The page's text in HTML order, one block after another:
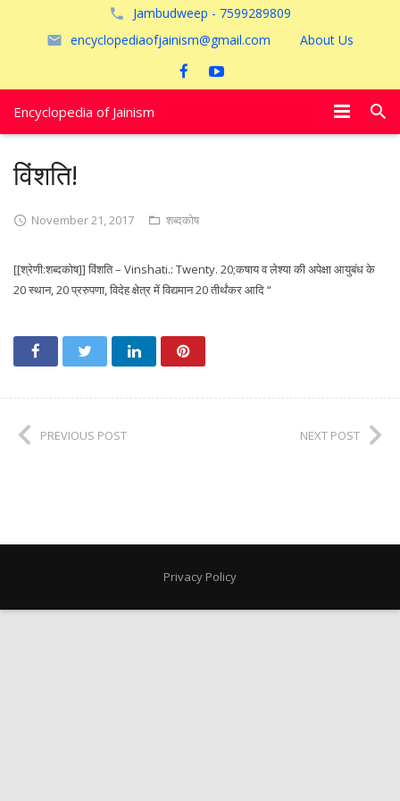
Jambudweep - 7599289809
encyclopediaofjainism@gmail.com
About Us
Encyclopedia of Jainism
अयोध्या
विंशति!
November 21, 2017 शब्दकोष
[[श्रेणी:शब्दकोष]] विंशति – Vinshati.: Twenty. 20;कषाय व लेश्या की अपेक्षा आयुबंध के
20 स्थान, 20 प्ररुपणा, विदेह क्षेत्र में विद्यमान 20 तीर्थंकर आदि “
PREVIOUS POST NEXT POST
Privacy Policy